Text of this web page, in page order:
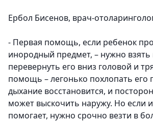
Ербол Бисенов, врач-
- Первая помощь, если ребенок
инородный предмет, – нужно
перевернуть его вниз головой и
помощь – легонько похлопать его
дыхание восстановится, и
может выскочить наружу. Но если
помогает, нужно срочно везти в